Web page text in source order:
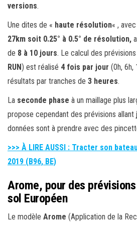
versions.
Une dites de « haute résolution« ,
27km soit 0.25° à 0.5° de résolution,
de 8 à 10 jours. Le calcul des
RUN) est réalisé 4 fois par jour (0h, 6h,
résultats par tranches de 3 heures.
La seconde phase à un maillage plus
propose cependant des prévisions allant
données sont à prendre avec des
>>> À LIRE AUSSI : Tracter son
2019 (B96, BE)
Arome, pour des
sol Européen
Le modèle Arome (Application de la